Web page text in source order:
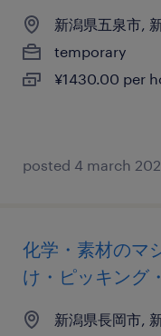
新潟県五泉市,
temporary
¥1430.00 per
posted 4 march
化学・素材のマ
け・ピッキング
新潟県長岡市,